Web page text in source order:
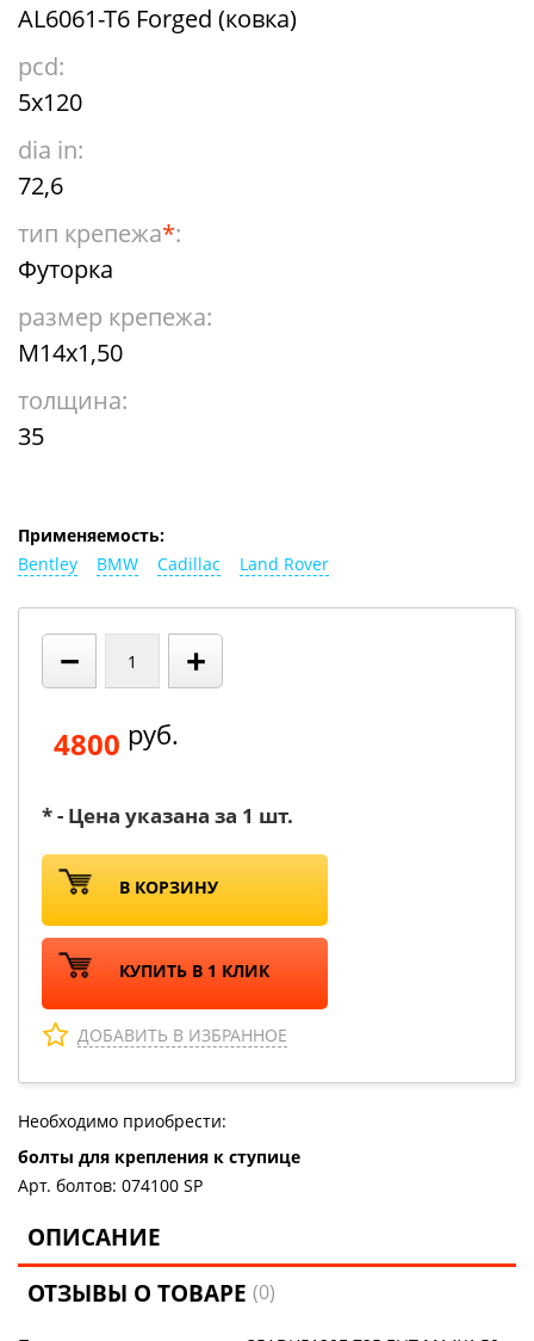
AL6061-T6 Forged (ковка)
pcd:
5x120
dia in:
72,6
тип крепежа*:
Футорка
размер крепежа:
М14х1,50
толщина:
35
Применяемость:
Bentley
BMW Cadillac Land Rover
− +
4800 руб.
* - Цена указана за 1 шт.
В КОРЗИНУ
КУПИТЬ В 1 КЛИК
ДОБАВИТЬ В ИЗБРАННОЕ
Необходимо приобрести:
болты для крепления к ступице
Арт. болтов: 074100 SP
ОПИСАНИЕ
ОТЗЫВЫ О ТОВАРЕ(0)